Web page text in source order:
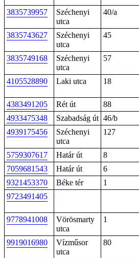
3835739957
Széchenyi
utca
40/a
3835743627
Széchenyi
utca
45
3835749168
Széchenyi
utca
57
4105528890 Laki utca 18
4383491205 Rét út 88
4933475348
Szabadság út 46/b
4939175456
Széchenyi
utca
127
5759307617 Határ út 8
7059681543
Határ út 6
9321453370
Béke tér 1
9723491405
9778941008
Vörösmarty
utca
1
9919016980
Vízműsor
utca
80